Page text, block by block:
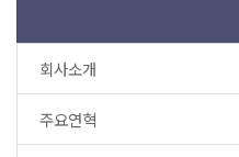
회사소개
주요연혁